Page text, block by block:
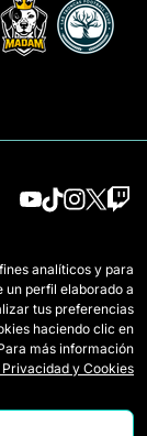
لاعبات الدرافت
وايلد كاردز
المباريات
الترتيب
analíticos y para
un perfil elaborado a
tus preferencias
haciendo clic en
más información
y Cookies